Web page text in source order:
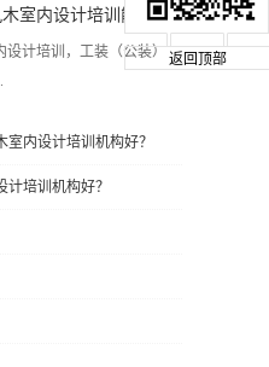
工装在九木室内设计培训能学到东西吗?
设计培训，工装（公装）
作的东西，不是泛泛而
规范、软件、材料、施工
内设计培训机构好？
培训机构好？
返回顶部